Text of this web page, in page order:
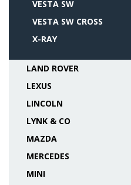
VESTA SW
VESTA SW CROSS
X-RAY
LAND ROVER
LEXUS
LINCOLN
LYNK & CO
MAZDA
MERCEDES
MINI